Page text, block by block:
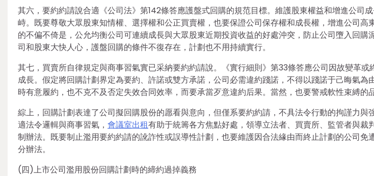
其六，要約約請說合適《公司法》第142條答應護盤式回購的規范目標。維護股東權益和增進公司
峙。既要尊敬大眾股東知情權、選擇權和公正買賣權，也要保證公司保存權和成長權，增進公司高
的不偏不倚是，公允均衡公司可連續成長與大眾股東近期投資收益的好處沖突，防止公司墮入回購
司和股東大快人心，護盤回購的條件不復存在，計劃也不用持續實行。
其七，買賣所自律規定與商事習氣實已采納要約約請說。《實行細則》第33條答應公司因故變革或
成長。假定將回購計劃界定為要約、許諾或雙方承諾，公司必需違約踐諾，不得以踐諾于己晦氣為
時有意履約，也不克不及否定失效合同效率，而要承當歹意違約后果。當然，也要警戒軟性束縛的
綜上，回購計劃表達了公司擬回購股份的愿看與意向，但僅系要約約請，不具法令行動的拘謹力與
適法令邏輯與商事習氣， 會議室出租有助于統籌各方焦點好處，領導立法者、買賣所、監管者與裁
制辦法。既要制止濫用要約約請的訛詐性或誤導性計劃，也要維護因合法緣由而終止計劃的公司免
分辦法。
(四)上市公司濫用股份回購計劃時的締約過掉義務